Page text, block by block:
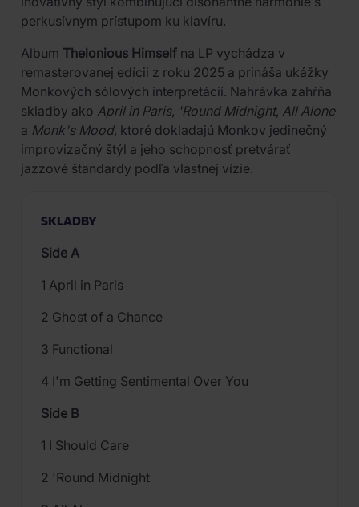
perkusívnym prístupom ku klavíru.
Album Thelonious Himself na LP vychádza v
remasterovanej edícii z roku 2025 a prináša ukážky
Monkových sólových interpretácií. Nahrávka zahŕňa
skladby ako April in Paris, 'Round Midnight, All Alone
a Monk's Mood, ktoré dokladajú Monkov jedinečný
improvizačný štýl a jeho schopnosť pretvárať
jazzové štandardy podľa vlastnej vízie.
SKLADBY
Side A
1 April in Paris
2 Ghost of a Chance
3 Functional
4 I'm Getting Sentimental Over You
Side B
1 I Should Care
2 'Round Midnight